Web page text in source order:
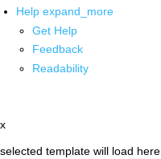
Help expand_more
Get Help
Feedback
Readability
x
selected template will load here